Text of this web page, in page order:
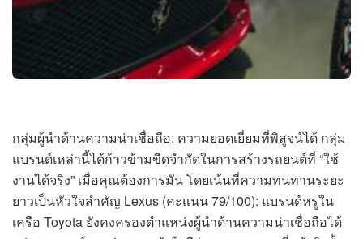
กลุ่มผู้นำด้านความน่าเชื่อถือ: ความยอดเยี่ยมที่พิสูจน์ได้ กลุ่ม
แบรนด์เหล่านี้ได้ก้าวข้ามขีดจำกัดในการสร้างรถยนต์ที่ “ใช้
งานได้จริง” เมื่อคุณต้องการมัน โดยเน้นที่ความทนทานระยะ
ยาวเป็นหัวใจสำคัญ Lexus (คะแนน 79/100): แบรนด์หรูใน
เครือ Toyota ยังคงครองตำแหน่งผู้นำด้านความน่าเชื่อถือได้